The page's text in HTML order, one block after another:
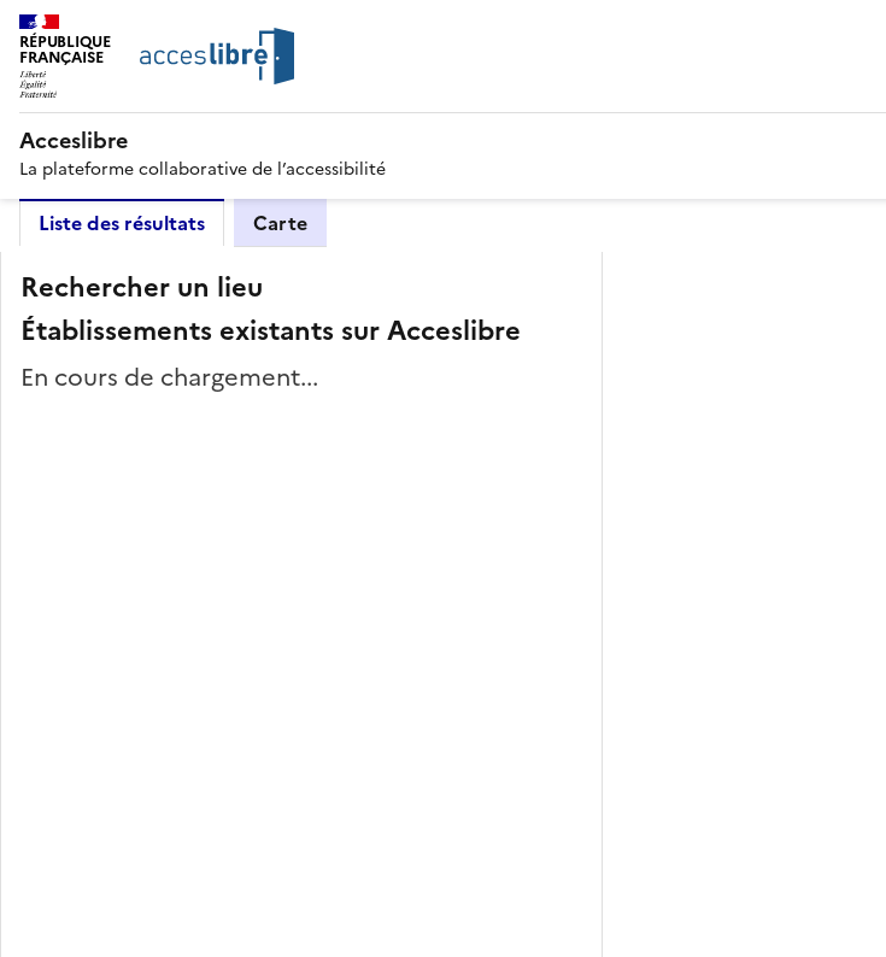
RÉPUBLIQUE
FRANÇAISE
Acceslibre
La plateforme collaborative de l’accessibilité
Liste des résultats Carte
Rechercher un lieu
Établissements existants sur Acceslibre
En cours de chargement...